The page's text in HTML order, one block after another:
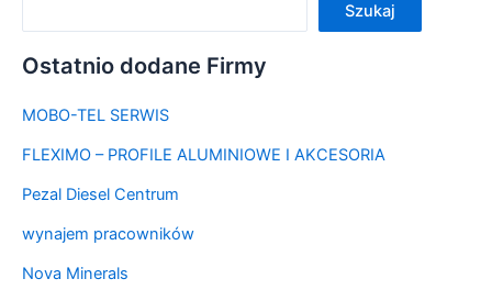
Szukaj
Ostatnio dodane Firmy
MOBO-TEL SERWIS
FLEXIMO – PROFILE ALUMINIOWE I AKCESORIA
Pezal Diesel Centrum
wynajem pracowników
Nova Minerals